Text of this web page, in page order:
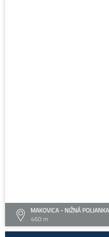
MAKOVICA - NIŽNÁ POLIANKA
460 m